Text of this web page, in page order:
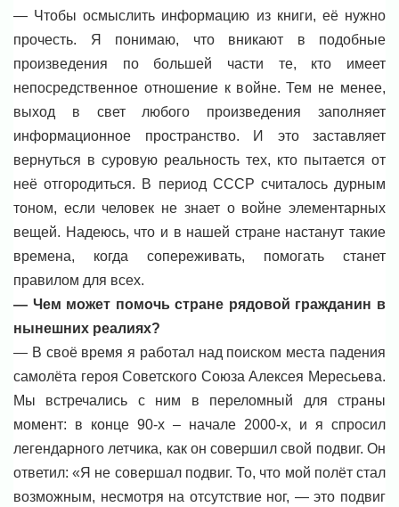
— Чтобы осмыслить информацию из книги, её нужно
прочесть. Я понимаю, что вникают в подобные
произведения по большей части те, кто имеет
непосредственное отношение к войне. Тем не менее,
выход в свет любого произведения заполняет
информационное пространство. И это заставляет
вернуться в суровую реальность тех, кто пытается от
неё отгородиться. В период СССР считалось дурным
тоном, если человек не знает о войне элементарных
вещей. Надеюсь, что и в нашей стране настанут такие
времена, когда сопереживать, помогать станет
правилом для всех.
— Чем может помочь стране рядовой гражданин в
нынешних реалиях?
— В своё время я работал над поиском места падения
самолёта героя Советского Союза Алексея Мересьева.
Мы встречались с ним в переломный для страны
момент: в конце 90-х – начале 2000-х, и я спросил
легендарного летчика, как он совершил свой подвиг. Он
ответил: «Я не совершал подвиг. То, что мой полёт стал
возможным, несмотря на отсутствие ног, — это подвиг